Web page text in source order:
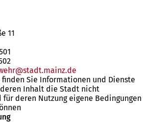
11
stadt.mainz de
Sie Informationen und Dienste
Inhalt die Stadt nicht
deren Nutzung eigene Bedingungen